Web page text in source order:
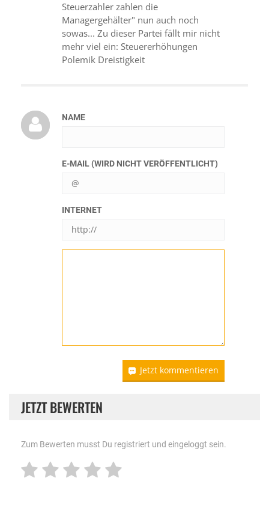
Steuerzahler zahlen die
Managergehälter" nun auch noch
sowas... Zu dieser Partei fällt mir nicht
mehr viel ein: Steuererhöhungen
Polemik Dreistigkeit
NAME
E-MAIL (WIRD NICHT VERÖFFENTLICHT)
INTERNET
Jetzt kommentieren
JETZT BEWERTEN
Zum Bewerten musst Du registriert und eingeloggt sein.